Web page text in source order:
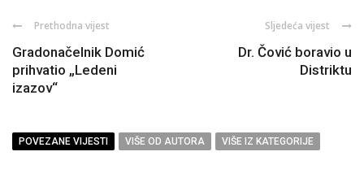
Prethodna vijest
Gradonačelnik Domić
prihvatio „Ledeni
izazov“
Sljedeća vijest
Dr. Čović boravio u
Distriktu
POVEZANE VIJESTI VIŠE OD AUTORA VIŠE IZ KATEGORIJE